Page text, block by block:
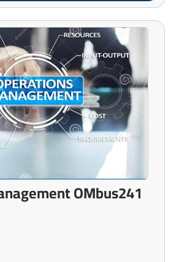
OMbus241